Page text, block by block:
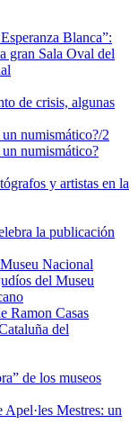
Blanca”:
gran Sala Oval del
de crisis, algunas
numismático?/2
numismático?
y artistas en la
la publicación
Nacional
del Museu
Ramon Casas
del
de los museos
Mestres: un